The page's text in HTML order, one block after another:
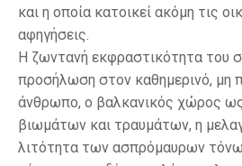
και η οποία κατοικεί ακόμη τις
αφηγήσεις.
Η ζωντανή εκφραστικότητα του
προσήλωση στον καθημερινό, μη
άνθρωπο, ο βαλκανικός χώρος
βιωμάτων και τραυμάτων, η
λιτότητα των ασπρόμαυρων